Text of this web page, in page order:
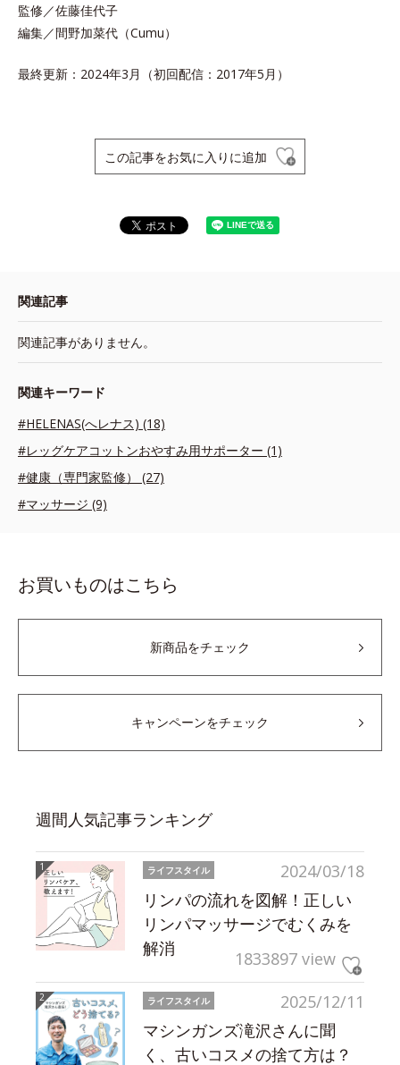
監修／佐藤佳代子
編集／間野加菜代（Cumu）
最終更新：2024年3月（初回配信：2017年5月）
この記事をお気に入りに追加
関連記事
関連記事がありません。
関連キーワード
#HELENAS(へレナス) (18)
#レッグケアコットンおやすみ用サポーター (1)
#健康（専門家監修） (27)
#マッサージ (9)
お買いものはこちら
新商品をチェック
キャンペーンをチェック
週間人気記事ランキング
2024/03/18
ライフスタイル
リンパの流れを図解！正しい
リンパマッサージでむくみを
解消
1833897 view
2025/12/11
ライフスタイル
マシンガンズ滝沢さんに聞
く、古いコスメの捨て方は？